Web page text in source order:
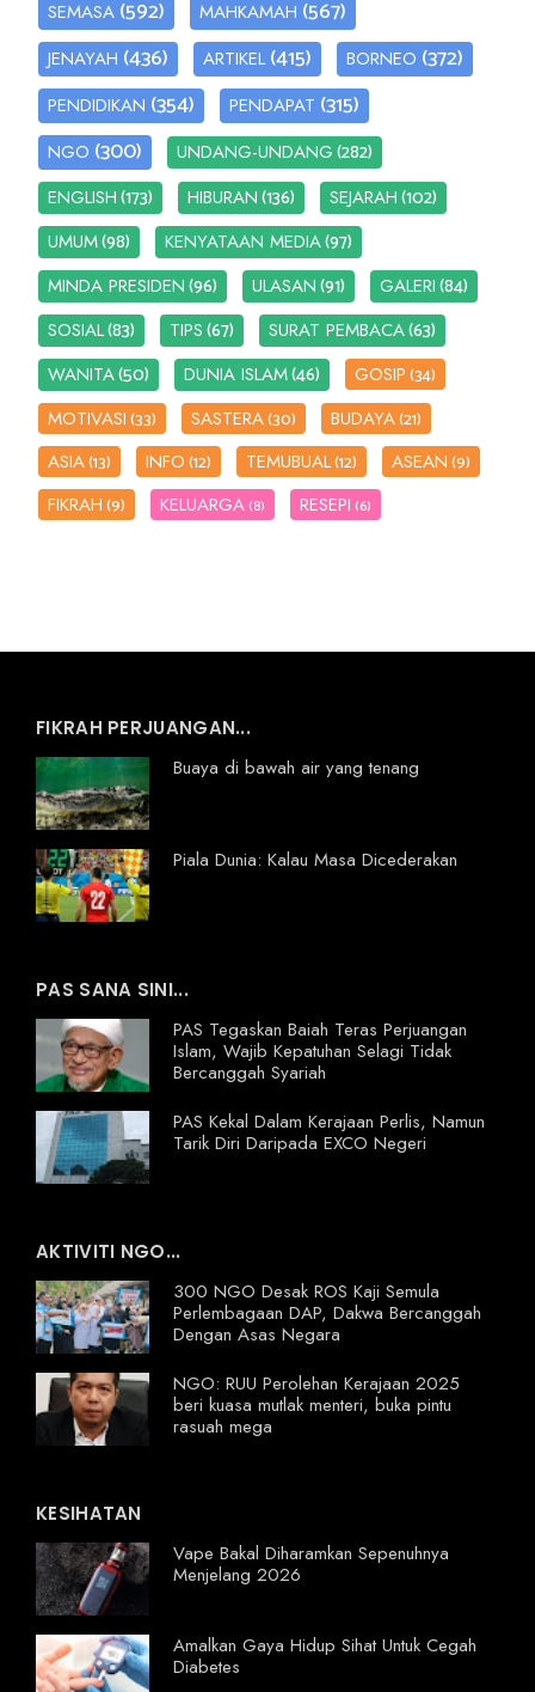
SEMASA (592) MAHKAMAH (567)
JENAYAH (436) ARTIKEL (415) BORNEO (372)
PENDIDIKAN (354) PENDAPAT (315)
NGO (300) UNDANG-UNDANG(282)
ENGLISH(173) HIBURAN(136) SEJARAH(102)
UMUM(98) KENYATAAN MEDIA(97)
MINDA PRESIDEN(96) ULASAN(91) GALERI(84)
SOSIAL(83) TIPS(67) SURAT PEMBACA(63)
WANITA(50) DUNIA ISLAM(46) GOSIP(34)
MOTIVASI(33) SASTERA(30) BUDAYA(21)
ASIA(13) INFO(12) TEMUBUAL(12) ASEAN(9)
FIKRAH(9) KELUARGA (8) RESEPI (6)
FIKRAH PERJUANGAN...
Buaya di bawah air yang tenang
Piala Dunia: Kalau Masa Dicederakan
PAS SANA SINI...
PAS Tegaskan Baiah Teras Perjuangan
Islam, Wajib Kepatuhan Selagi Tidak
Bercanggah Syariah
PAS Kekal Dalam Kerajaan Perlis, Namun
Tarik Diri Daripada EXCO Negeri
AKTIVITI NGO...
300 NGO Desak ROS Kaji Semula
Perlembagaan DAP, Dakwa Bercanggah
Dengan Asas Negara
NGO: RUU Perolehan Kerajaan 2025
beri kuasa mutlak menteri, buka pintu
rasuah mega
KESIHATAN
Vape Bakal Diharamkan Sepenuhnya
Menjelang 2026
Amalkan Gaya Hidup Sihat Untuk Cegah
Diabetes